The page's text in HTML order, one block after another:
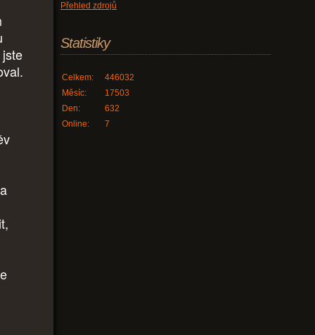
Přehled zdrojů
Statistiky
Online: 7
Celkem:
446032
Měsíc:
17503
Den:
632